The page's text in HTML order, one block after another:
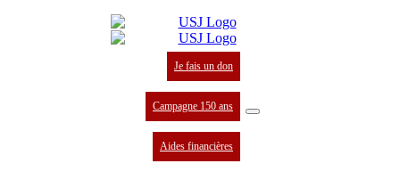
Je fais un don
Campagne 150 ans
Aides financières